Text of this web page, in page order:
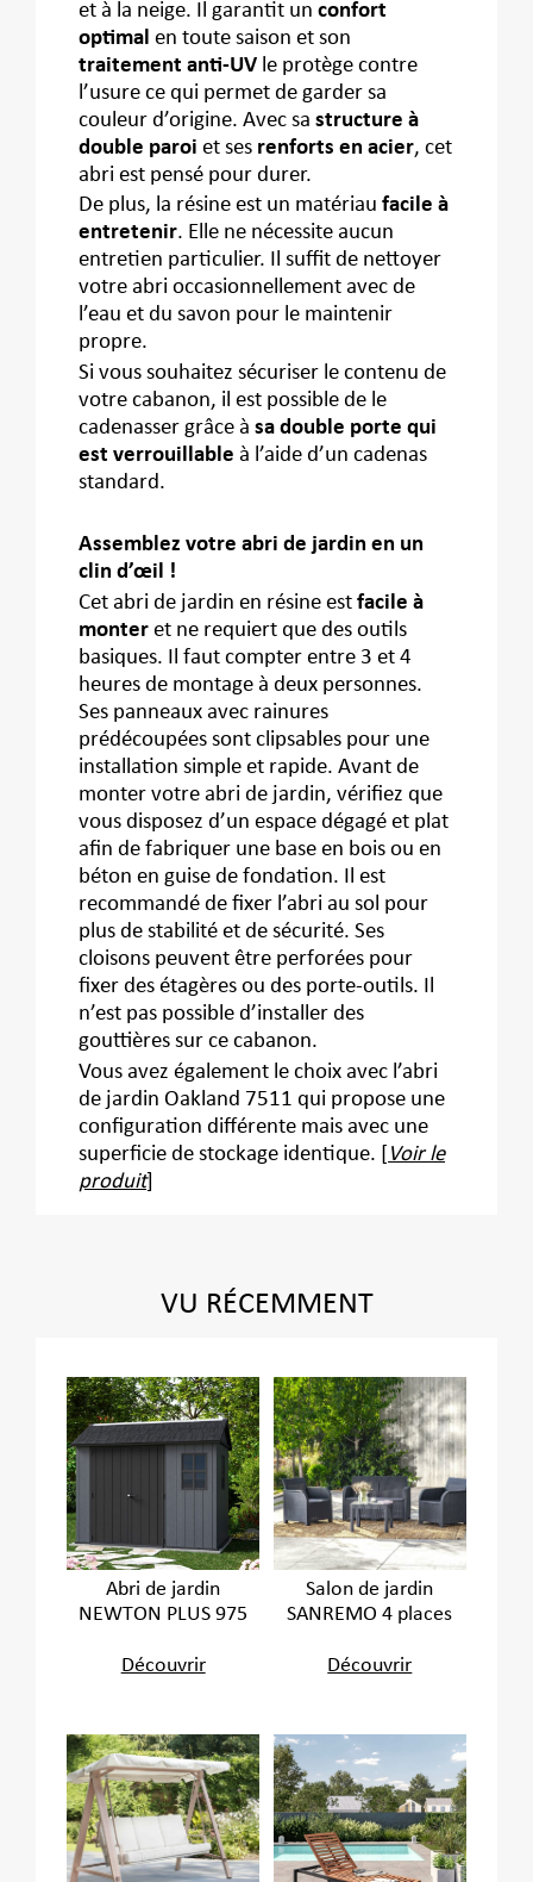
et à la neige. Il garantit unconfort
optimal en toute saison et son
traitement anti-UV le protège contre
l’usure ce qui permet de garder sa
couleur d’origine. Avec sastructure à
double paroi et ses renforts en acier, cet
abri est pensé pour durer.
De plus, la résine est un matériaufacile à
entretenir. Elle ne nécessite aucun
entretien particulier. Il suffit de nettoyer
votre abri occasionnellement avec de
l’eau et du savon pour le maintenir
propre.
Si vous souhaitez sécuriser le contenu de
votre cabanon, il est possible de le
cadenasser grâce àsa double porte qui
est verrouillable à l’aide d’un cadenas
standard.
Assemblez votre abri de jardin en un
clin d’œil !
Cet abri de jardin en résine est facile à
monter et ne requiert que des outils
basiques. Il faut compter entre 3 et 4
heures de montage à deux personnes.
Ses panneaux avec rainures
prédécoupées sont clipsables pour une
installation simple et rapide. Avant de
monter votre abri de jardin, vérifiez que
vous disposez d’un espace dégagé et plat
afin de fabriquer une base en bois ou en
béton en guise de fondation. Il est
recommandé de fixer l’abri au sol pour
plus de stabilité et de sécurité. Ses
cloisons peuvent être perforées pour
fixer des étagères ou des porte-outils. Il
n’est pas possible d’installer des
gouttières sur ce cabanon.
Vous avez également le choix avec l’abri
de jardin Oakland 7511 qui propose une
configuration différente mais avec une
superficie de stockage identique. [
Voir le
produit]
VU RÉCEMMENT
Abri de jardin
NEWTON PLUS 975
Découvrir
Salon de jardin
SANREMO 4 places
Découvrir